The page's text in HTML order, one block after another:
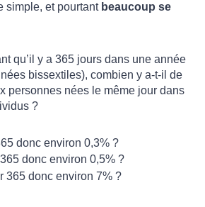
simple, et pourtant beaucoup se
qu’il y a 365 jours dans une année
bissextiles), combien y a-t-il de
personnes nées le même jour dans
?
donc environ 0,3% ?
donc environ 0,5% ?
365 donc environ 7% ?